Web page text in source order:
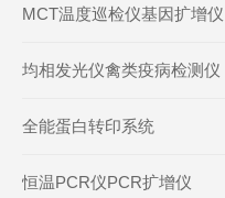
MCT温度巡检仪基因扩增仪
均相发光仪禽类疫病检测仪
全能蛋白转印系统
恒温PCR仪PCR扩增仪